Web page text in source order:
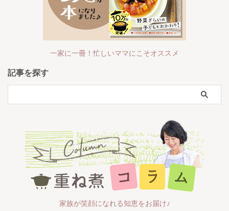
一家に一冊！忙しいママにこそオススメ
記事を探す
家族が笑顔になれる知恵をお届け♪